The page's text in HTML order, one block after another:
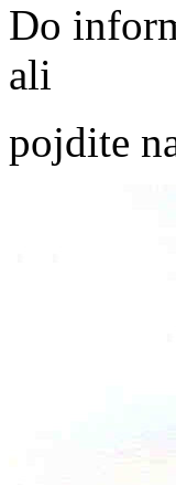
Do
ali
pojdite